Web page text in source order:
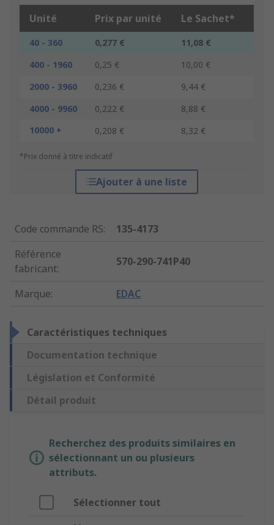
Unité Prix par unité Le Sachet*
40 - 360 0,277 €
11,08 €
400 - 1960
0,25 €
10,00 €
2000 - 3960
0,236 €
9,44 €
4000 - 9960
0,222 €
8,88 €
10000 +
0,208 € 8,32 €
*Prix donné à titre indicatif
Ajouter à une liste
Code commande RS:
135-4173
Référence
fabricant:
570-290-741P40
Marque: EDAC
Caractéristiques techniques
Documentation technique
Législation et Conformité
Détail produit
Recherchez des produits similaires en
sélectionnant un ou plusieurs
attributs.
Sélectionner tout